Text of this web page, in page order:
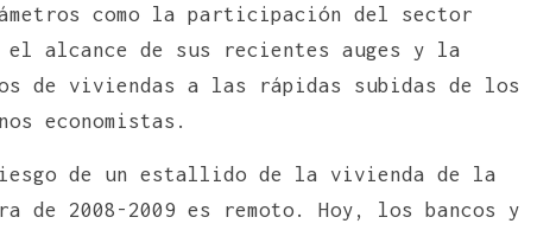
como la participación del sector
alcance de sus recientes auges y la
de viviendas a las rápidas subidas de los
economistas.
de un estallido de la vivienda de la
2008-2009 es remoto. Hoy, los bancos y